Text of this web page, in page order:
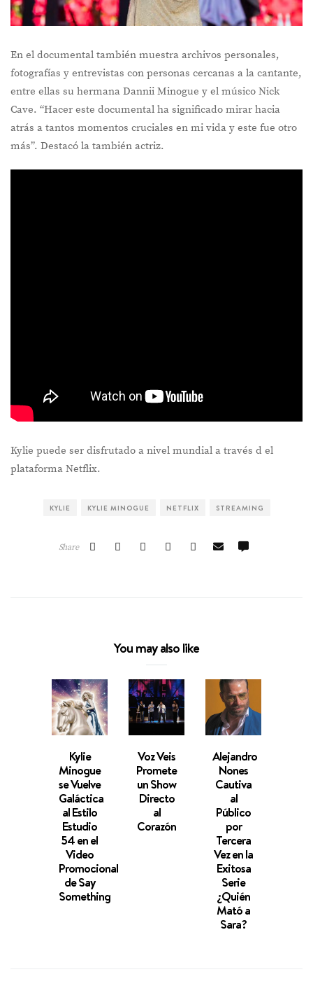
En el documental también muestra archivos personales,
fotografías y entrevistas con personas cercanas a la cantante,
entre ellas su hermana Dannii Minogue y el músico Nick
Cave. “Hacer este documental ha significado mirar hacia
atrás a tantos momentos cruciales en mi vida y este fue otro
más”. Destacó la también actriz.
Kylie puede ser disfrutado a nivel mundial a través d el
plataforma Netflix.
KYLIE KYLIE MINOGUE NETFLIX STREAMING
Share
You may also like
Kylie
Minogue
se Vuelve
Galáctica
al Estilo
Estudio
54 en el
Video
Promocional
de Say
Something
Voz Veis
Promete
un Show
Directo
al
Corazón
Alejandro
Nones
Cautiva
al
Público
por
Tercera
Vez en la
Exitosa
Serie
¿Quién
Mató a
Sara?